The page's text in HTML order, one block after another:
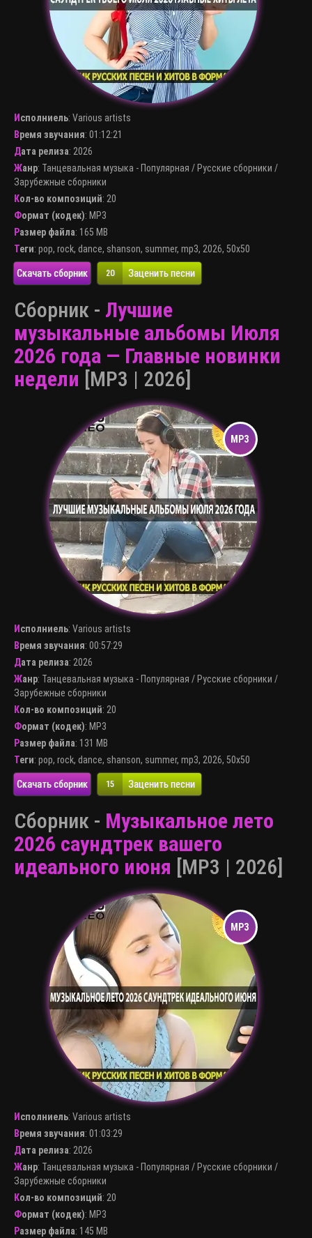
Исполниель: Various artists
Время звучания: 01:12:21
Дата релиза: 2026
Жанр: Танцевальная музыка - Популярная / Русские сборники /
Зарубежные сборники
Кол-во композиций: 20
Формат (кодек): MP3
Размер файла: 165 MB
Теги: pop, rock, dance, shanson, summer, mp3, 2026, 50x50
Скачать сборник 20 Заценить песни
Сборник - Лучшие
музыкальные альбомы Июля
2026 года — Главные новинки
недели [MP3 | 2026]
Исполниель: Various artists
Время звучания: 00:57:29
Дата релиза: 2026
Жанр: Танцевальная музыка - Популярная / Русские сборники /
Зарубежные сборники
Кол-во композиций: 20
Формат (кодек): MP3
Размер файла: 131 MB
Теги: pop, rock, dance, shanson, summer, mp3, 2026, 50x50
Скачать сборник 15 Заценить песни
Сборник - Музыкальное лето
2026 саундтрек вашего
идеального июня [MP3 | 2026]
Исполниель: Various artists
Время звучания: 01:03:29
Дата релиза: 2026
Жанр: Танцевальная музыка - Популярная / Русские сборники /
Зарубежные сборники
Кол-во композиций: 20
Формат (кодек): MP3
Размер файла: 145 MB